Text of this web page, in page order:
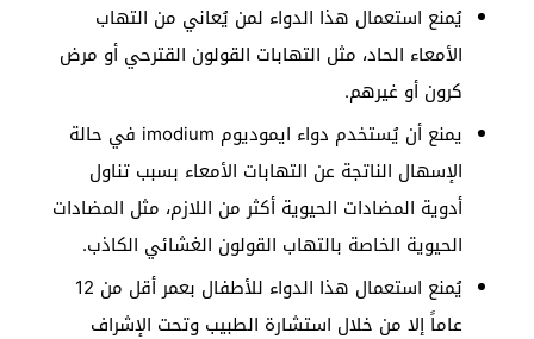
يُمنع استعمال هذا الدواء لمن يُعاني من التهاب
الأمعاء الحاد، مثل التهابات القولون القترحي أو مرض
كرون أو غيرهم.
يمنع أن يُستخدم دواء ايموديوم imodium في حالة
الإسهال الناتجة عن التهابات الأمعاء بسبب تناول
أدوية المضادات الحيوية أكثر من اللازم، مثل المضادات
الحيوية الخاصة بالتهاب القولون الغشائي الكاذب.
يُمنع استعمال هذا الدواء للأطفال بعمر أقل من 12
عاماً إلا من خلال استشارة الطبيب وتحت الإشراف